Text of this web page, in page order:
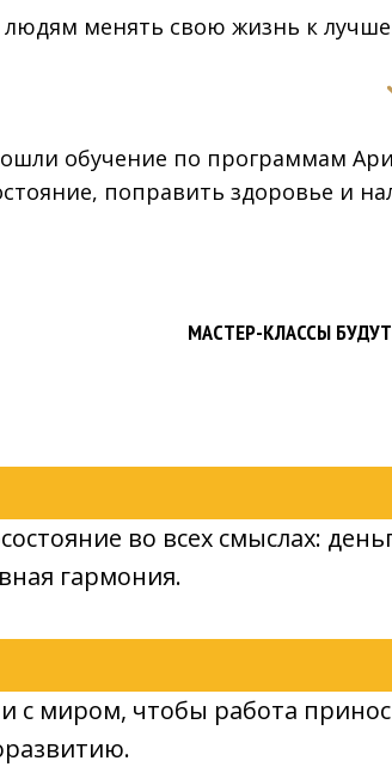
людям менять свою жизнь к
обучение по программам
поправить здоровье и
МАСТЕР-КЛАССЫ
во всех смыслах:
гармония.
с миром, чтобы работа